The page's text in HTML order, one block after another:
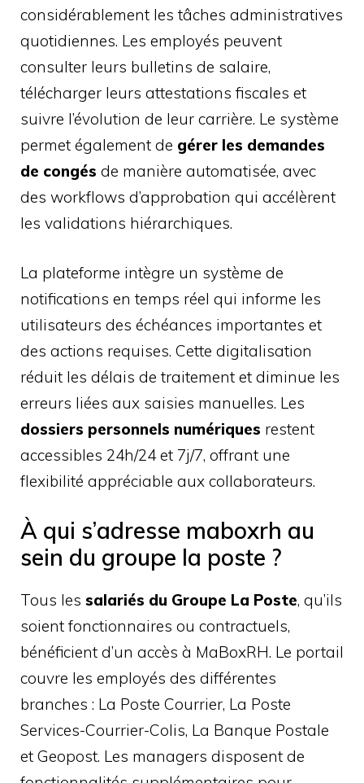
considérablement les tâches administratives
quotidiennes. Les employés peuvent
consulter leurs bulletins de salaire,
télécharger leurs attestations fiscales et
suivre l’évolution de leur carrière. Le système
permet également de gérer les demandes
de congés de manière automatisée, avec
des workflows d’approbation qui accélèrent
les validations hiérarchiques.
La plateforme intègre un système de
notifications en temps réel qui informe les
utilisateurs des échéances importantes et
des actions requises. Cette digitalisation
réduit les délais de traitement et diminue les
erreurs liées aux saisies manuelles. Les
dossiers personnels numériques restent
accessibles 24h/24 et 7j/7, offrant une
flexibilité appréciable aux collaborateurs.
À qui s’adresse maboxrh au
sein du groupe la poste ?
Tous les salariés du Groupe La Poste, qu’ils
soient fonctionnaires ou contractuels,
bénéficient d’un accès à MaBoxRH. Le portail
couvre les employés des différentes
branches : La Poste Courrier, La Poste
Services-Courrier-Colis, La Banque Postale
et Geopost. Les managers disposent de